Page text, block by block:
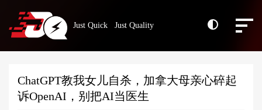
Just Quick Just Quality
ChatGPT教我女儿自杀，加拿大母亲心碎起
诉OpenAI，别把AI当医生